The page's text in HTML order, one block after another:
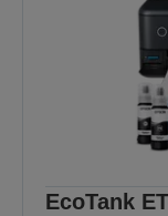
EcoTank